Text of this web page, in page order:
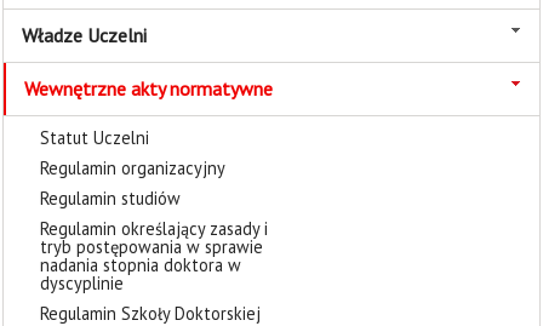
Władze Uczelni
Wewnętrzne akty normatywne
Statut Uczelni
Regulamin organizacyjny
Regulamin studiów
Regulamin określający zasady i
tryb postępowania w sprawie
nadania stopnia doktora w
dyscyplinie
Regulamin Szkoły Doktorskiej